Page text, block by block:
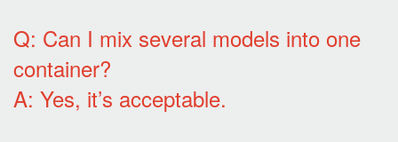
Q: Can I mix several models into one
container?
A: Yes, it’s acceptable.